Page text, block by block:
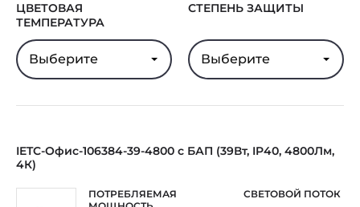
ЦВЕТОВАЯ
ТЕМПЕРАТУРА
Выберите
СТЕПЕНЬ ЗАЩИТЫ
Выберите
IETC-Офис-106384-39-4800 с БАП (39Вт, IP40, 4800Лм,
4К)